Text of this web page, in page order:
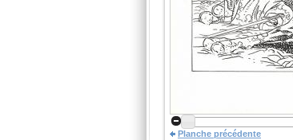
Planche précédente